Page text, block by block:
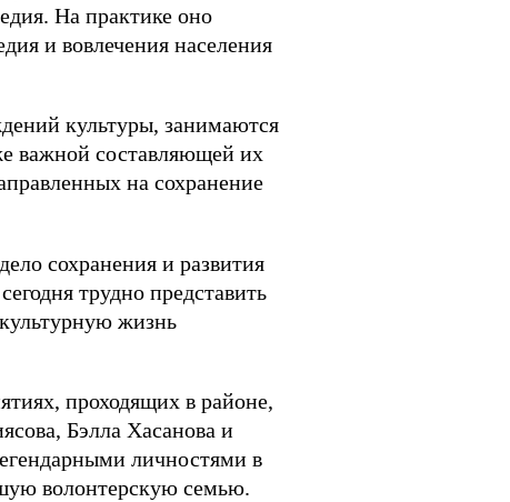
На практике оно
и вовлечения населения
культуры, занимаются
важной составляющей их
на сохранение
сохранения и развития
трудно представить
жизнь
проходящих в районе,
Бэлла Хасанова и
личностями в
волонтерскую семью.